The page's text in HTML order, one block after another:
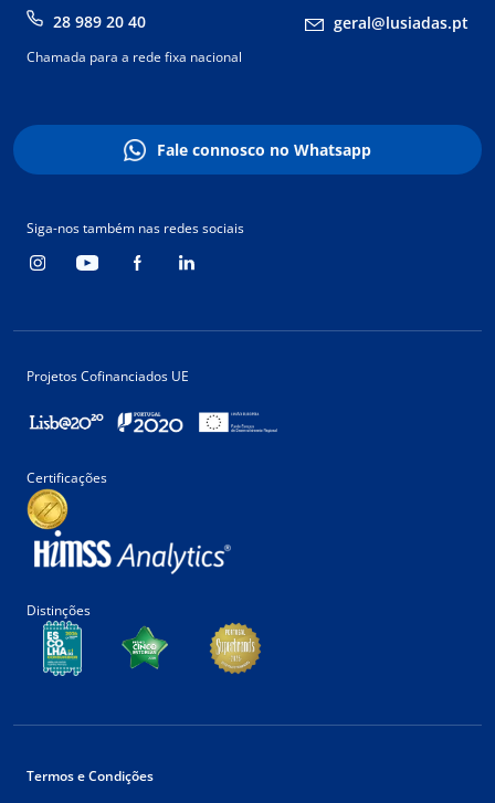
28 989 20 40 geral@lusiadas.pt
Chamada para a rede fixa nacional
Fale connosco no Whatsapp
Siga-nos também nas redes sociais
Projetos Cofinanciados UE
Certificações
Distinções
Termos e Condições